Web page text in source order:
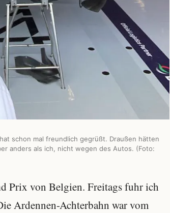
schon mal freundlich gegrüßt. Draußen hätten
anders als ich, nicht wegen des Autos. (Foto:
Prix von Belgien. Freitags fuhr ich
Ardennen-Achterbahn war vom